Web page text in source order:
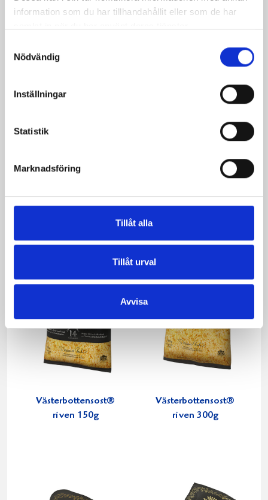
information som du har tillhandahållit eller som de har
Nödvändig
Inställningar
Statistik
Marknadsföring
Tillåt alla
Tillåt urval
Avvisa
Vispgrädde 40%
Västerbottensost®
Västerbottensost®
riven 150g
Västerbottensost®
riven 300g